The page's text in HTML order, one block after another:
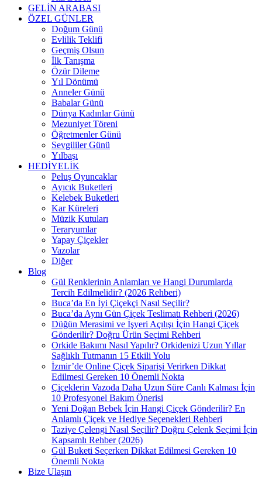
GELİN ARABASI
ÖZEL GÜNLER
Doğum Günü
Evlilik Teklifi
Geçmiş Olsun
İlk Tanışma
Özür Dileme
Yıl Dönümü
Anneler Günü
Babalar Günü
Dünya Kadınlar Günü
Mezuniyet Töreni
Öğretmenler Günü
Sevgililer Günü
Yılbaşı
HEDİYELİK
Peluş Oyuncaklar
Ayıcık Buketleri
Kelebek Buketleri
Kar Küreleri
Müzik Kutuları
Teraryumlar
Yapay Çiçekler
Vazolar
Diğer
Blog
Gül Renklerinin Anlamları ve Hangi Durumlarda
Tercih Edilmelidir? (2026 Rehberi)
Buca’da En İyi Çiçekçi Nasıl Seçilir?
Buca’da Aynı Gün Çiçek Teslimatı Rehberi (2026)
Düğün Merasimi ve İşyeri Açılışı İçin Hangi Çiçek
Gönderilir? Doğru Ürün Seçimi Rehberi
Orkide Bakımı Nasıl Yapılır? Orkidenizi Uzun Yıllar
Sağlıklı Tutmanın 15 Etkili Yolu
İzmir’de Online Çiçek Siparişi Verirken Dikkat
Edilmesi Gereken 10 Önemli Nokta
Çiçeklerin Vazoda Daha Uzun Süre Canlı Kalması İçin
10 Profesyonel Bakım Önerisi
Yeni Doğan Bebek İçin Hangi Çiçek Gönderilir? En
Anlamlı Çiçek ve Hediye Seçenekleri Rehberi
Taziye Çelengi Nasıl Seçilir? Doğru Çelenk Seçimi İçin
Kapsamlı Rehber (2026)
Gül Buketi Seçerken Dikkat Edilmesi Gereken 10
Önemli Nokta
Bize Ulaşın